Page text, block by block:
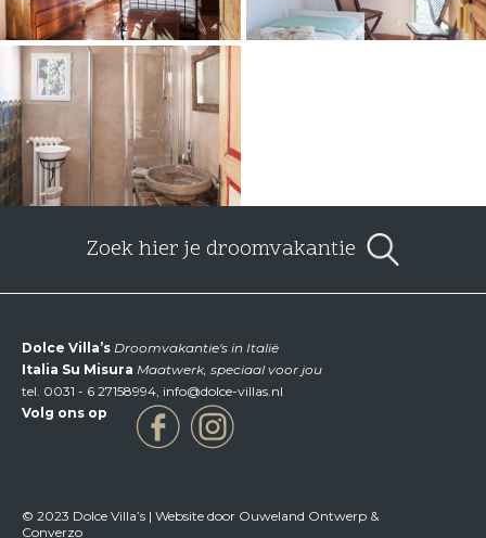
Zoek hier je droomvakantie
Dolce Villa’s Droomvakantie's in Italië
Italia Su Misura Maatwerk, speciaal voor jou
tel. 0031 - 6 27158994, info@dolce-villas.nl
Volg ons op
© 2023 Dolce Villa’s | Website door Ouweland Ontwerp &
Converzo